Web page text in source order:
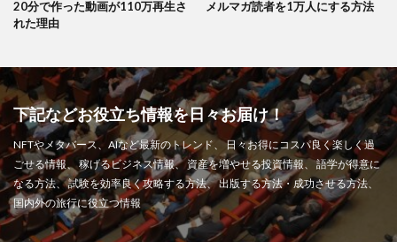
20分で作った動画が110万再生さ
れた理由
メルマガ読者を1万人にする方法
下記などお役立ち情報を日々お届け！
NFTやメタバース、AIなど最新のトレンド、 日々お得にコスパ良く楽しく過
ごせる情報、 稼げるビジネス情報、 資産を増やせる投資情報、 語学が得意に
なる方法、 試験を効率良く攻略する方法、 出版する方法・成功させる方法、
国内外の旅行に役立つ情報